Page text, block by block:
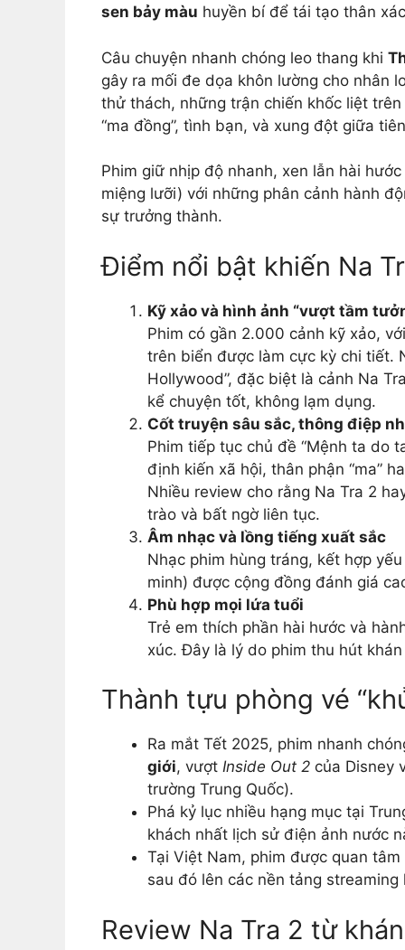
sen bảy màu huyền bí để tái tạo thân
Câu chuyện nhanh chóng leo thang khi
gây ra mối đe dọa khôn lường cho nhân
thử thách, những trận chiến khốc liệt
“ma đồng”, tình bạn, và xung đột giữa
Phim giữ nhịp độ nhanh, xen lẫn hài
miệng lưỡi) với những phân cảnh hành
sự trưởng thành.
Điểm nổi bật khiến Na
Kỹ xảo và hình ảnh “vượt tầm
Phim có gần 2.000 cảnh kỹ xảo,
trên biển được làm cực kỳ chi tiết.
Hollywood”, đặc biệt là cảnh Na
kể chuyện tốt, không lạm dụng.
Cốt truyện sâu sắc, thông điệp
Phim tiếp tục chủ đề “Mệnh ta do
định kiến xã hội, thân phận “ma”
Nhiều review cho rằng Na Tra 2
trào và bất ngờ liên tục.
Âm nhạc và lồng tiếng xuất sắc
Nhạc phim hùng tráng, kết hợp
minh) được cộng đồng đánh giá
Phù hợp mọi lứa tuổi
Trẻ em thích phần hài hước và
xúc. Đây là lý do phim thu hút
Thành tựu phòng vé
Ra mắt Tết 2025, phim nhanh
giới, vượt Inside Out 2 của Disney
trường Trung Quốc).
Phá kỷ lục nhiều hạng mục tại
khách nhất lịch sử điện ảnh nước
Tại Việt Nam, phim được quan
sau đó lên các nền tảng streaming
Review Na Tra 2 từ